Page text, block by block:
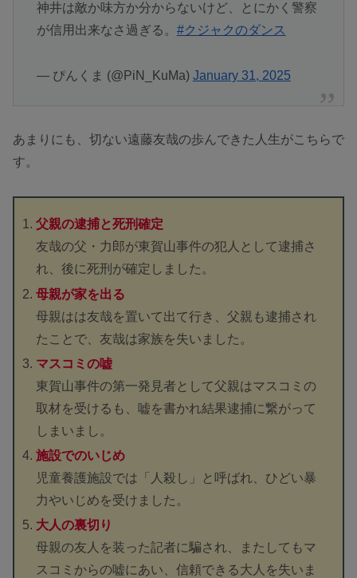
神井は敵か味方か分からないけど、とにかく警察
が信用出来なさ過ぎる。 #クジャクのダンス
— ぴんくま (@PiN_KuMa) January 31, 2025
あまりにも、切ない遠藤友哉の歩んできた人生がこちらで
す。
父親の逮捕と死刑確定
友哉の父・力郎が東賀山事件の犯人として逮捕さ
れ、後に死刑が確定しました。
母親が家を出る
母親はは友哉を置いて出て行き、父親も逮捕され
たことで、友哉は家族を失いました。
マスコミの嘘
東賀山事件の第一発見者として父親はマスコミの
取材を受けるも、嘘を書かれ結果逮捕に繋がって
しまいまし。
施設でのいじめ
児童養護施設では「人殺し」と呼ばれ、ひどい暴
力やいじめを受けました。
大人の裏切り
母親の友人を装った記者に騙され、またしてもマ
スコミからの嘘にあい、信頼できる大人を失いま